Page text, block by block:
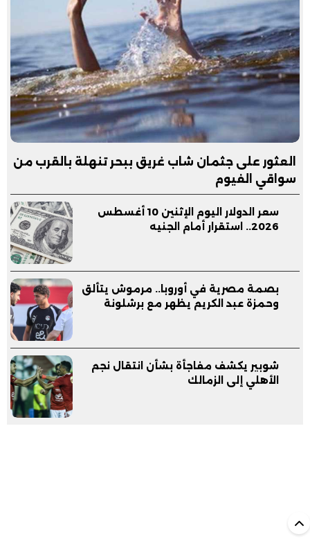
العثور على جثمان شاب غريق ببحر تنهلة بالقرب من
سواقي الفيوم
سعر الدولار اليوم الإثنين 10 أغسطس
2026.. استقرار أمام الجنيه
بصمة مصرية في أوروبا.. مرموش يتألق
وحمزة عبد الكريم يظهر مع برشلونة
شوبير يكشف مفاجأة بشأن انتقال نجم
الأهلي إلى الزمالك